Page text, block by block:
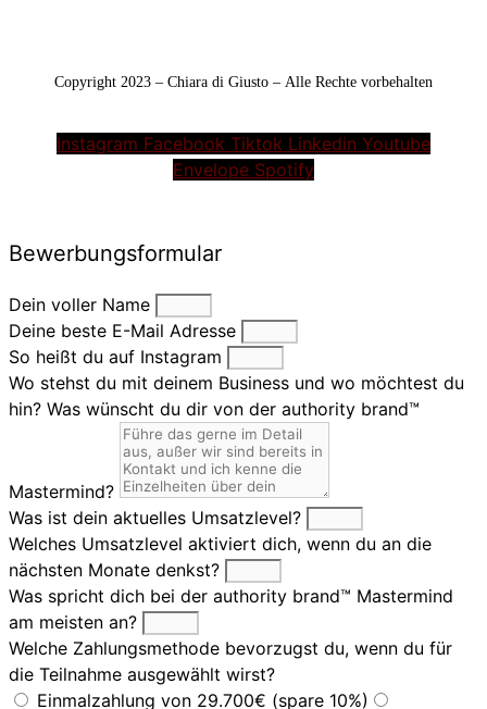
Copyright 2023 – Chiara di Giusto – Alle Rechte vorbehalten
Instagram Facebook Tiktok Linkedin Youtube
Envelope Spotify
Bewerbungsformular
Dein voller Name
Deine beste E-Mail Adresse
So heißt du auf Instagram
Wo stehst du mit deinem Business und wo möchtest du
hin? Was wünscht du dir von der authority brand™
Mastermind?
Was ist dein aktuelles Umsatzlevel?
Welches Umsatzlevel aktiviert dich, wenn du an die
nächsten Monate denkst?
Was spricht dich bei der authority brand™ Mastermind
am meisten an?
Welche Zahlungsmethode bevorzugst du, wenn du für
die Teilnahme ausgewählt wirst?
Einmalzahlung von 29.700€ (spare 10%)